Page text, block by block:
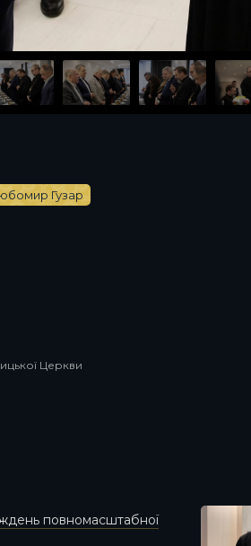
Гузар
Церкви
повномасштабної